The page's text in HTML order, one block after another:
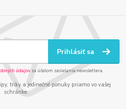
Prihlásiť sa
údajov za účelom zasielania newslettera.
triky a jedinečné ponuky priamo vo vašej
schránke.